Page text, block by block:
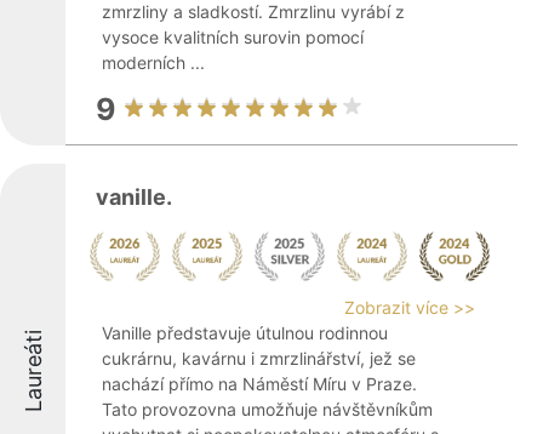
zmrzliny a sladkostí. Zmrzlinu vyrábí z
vysoce kvalitních surovin pomocí
moderních ...
9
Laureáti
vanille.
Zobrazit více >>
Vanille představuje útulnou rodinnou
cukrárnu, kavárnu i zmrzlinářství, jež se
nachází přímo na Náměstí Míru v Praze.
Tato provozovna umožňuje návštěvníkům